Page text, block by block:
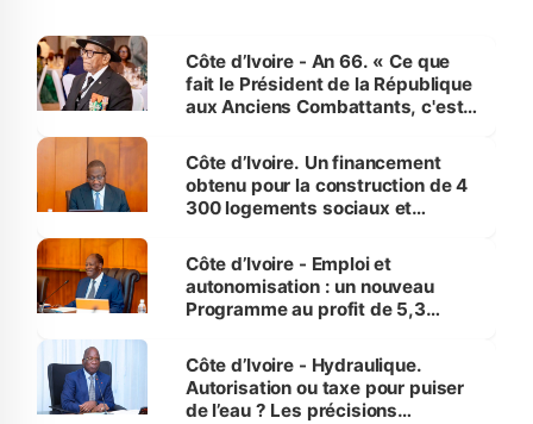
Côte d’Ivoire - An 66. « Ce que
fait le Président de la République
aux Anciens Combattants, c'est
Côte d’Ivoire. Un financement
obtenu pour la construction de 4
300 logements sociaux et
et Yamoussoukro
Côte d’Ivoire - Emploi et
autonomisation : un nouveau
Programme au profit de 5,3
Côte d’Ivoire - Hydraulique.
Autorisation ou taxe pour puiser
de l’eau ? Les précisions